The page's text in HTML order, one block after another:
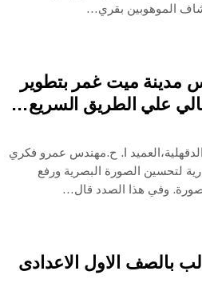
مدينة ميت غمر بتطوير
علي الطريق السريع…
ا. ح.مهندس عمرو فكري
لتحسين الصورة البصرية ورفع
وفي هذا الصدد قال…
بالصف الاول الاعدادى